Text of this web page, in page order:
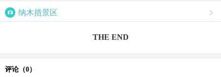
 纳木措景区 
THE END
评论（0）